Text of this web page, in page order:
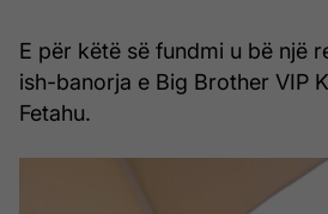
E për këtë së fundmi u bë një
ish-banorja e Big Brother VIP
Fetahu.